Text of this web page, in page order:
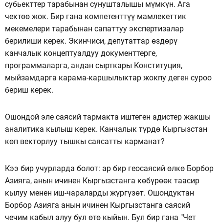
субьекттер тарабынан сунушталышы мүмкүн. Ага
чектөө жок. Бир гана компетенттүү мамлекеттик
мекемелери тарабынан сапаттуу экспертизалар
берилиши керек. Экинчиси, депутаттар өздөрү
канчалык концептуалдуу документтерге,
программаларга, андан сырткары Конституция,
мыйзамдарга карама-каршылыктар жокпу деген суроо
бериш керек.
Ошондой эле саясий тармакта иштеген адистер жакшы
аналитика кылыш керек. Канчалык түрдө Кыргызстан
көп векторлуу тышкы саясатты карманат?
Кээ бир учурларда болот: ар бир геосаясий өлкө Борбор
Азияга, анын ичинен Кыргызстанга көбүрөөк таасир
кылуу менен иш-чараларды жүргүзөт. Ошондуктан
Борбор Азияга анын ичинен Кыргызстанга саясий
чечим кабыл алуу бул өтө кыйын. Бул бир гана "Чет